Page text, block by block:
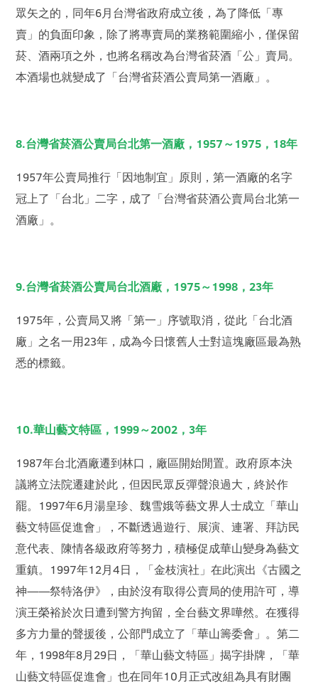
眾矢之的，同年6月台灣省政府成立後，為了降低「專
賣」的負面印象，除了將專賣局的業務範圍縮小，僅保留
菸、酒兩項之外，也將名稱改為台灣省菸酒「公」賣局。
本酒場也就變成了「台灣省菸酒公賣局第一酒廠」。
8.台灣省菸酒公賣局台北第一酒廠，1957～1975，18年
1957年公賣局推行「因地制宜」原則，第一酒廠的名字
冠上了「台北」二字，成了「台灣省菸酒公賣局台北第一
酒廠」。
9.台灣省菸酒公賣局台北酒廠，1975～1998，23年
1975年，公賣局又將「第一」序號取消，從此「台北酒
廠」之名一用23年，成為今日懷舊人士對這塊廠區最為熟
悉的標籤。
10.華山藝文特區，1999～2002，3年
1987年台北酒廠遷到林口，廠區開始閒置。政府原本決
議將立法院遷建於此，但因民眾反彈聲浪過大，終於作
罷。1997年6月湯皇珍、魏雪娥等藝文界人士成立「華山
藝文特區促進會」，不斷透過遊行、展演、連署、拜訪民
意代表、陳情各級政府等努力，積極促成華山變身為藝文
重鎮。1997年12月4日，「金枝演社」在此演出《古國之
神——祭特洛伊》，由於沒有取得公賣局的使用許可，導
演王榮裕於次日遭到警方拘留，全台藝文界嘩然。在獲得
多方力量的聲援後，公部門成立了「華山籌委會」。第二
年，1998年8月29日，「華山藝文特區」揭字掛牌，「華
山藝文特區促進會」也在同年10月正式改組為具有財團